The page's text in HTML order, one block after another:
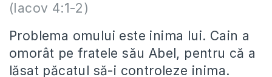
(Iacov 4:1-2)
Problema omului este inima lui. Cain a
omorât pe fratele său Abel, pentru că a
lăsat păcatul să-i controleze inima.